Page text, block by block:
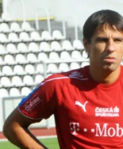
DALŠÍ SPORTY
Americký fotbal
Atletika
NEPŘEHLÉDNĚTE
Soutěže